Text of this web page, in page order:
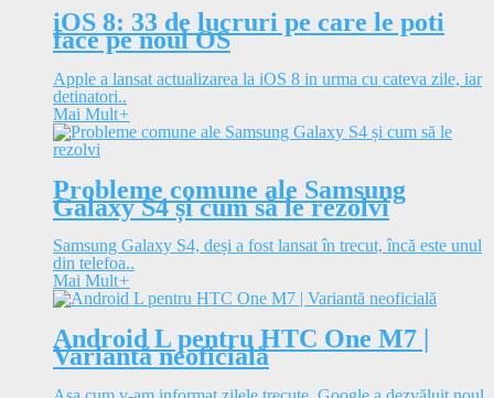
iOS 8: 33 de lucruri pe care le poti
face pe noul OS
Apple a lansat actualizarea la iOS 8 in urma cu cateva zile, iar
detinatori..
Mai Mult+
Probleme comune ale Samsung
Galaxy S4 și cum să le rezolvi
Samsung Galaxy S4, deși a fost lansat în trecut, încă este unul
din telefoa..
Mai Mult+
Android L pentru HTC One M7 |
Variantă neoficială